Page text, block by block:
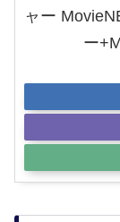
ャー
ー